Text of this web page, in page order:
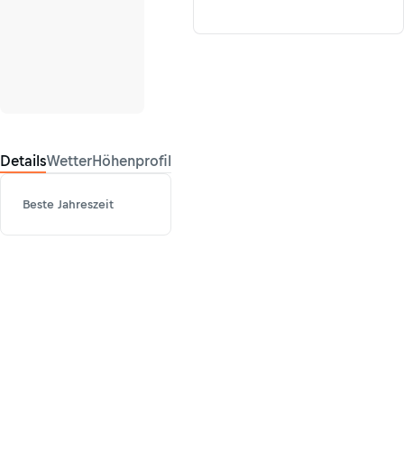
DetailsWetterHöhenprofil
Beste Jahreszeit